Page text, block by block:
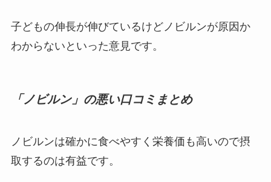
子どもの伸長が伸びているけどノビルンが原因か
わからないといった意見です。
「ノビルン」の悪い口コミまとめ
ノビルンは確かに食べやすく栄養価も高いので摂
取するのは有益です。